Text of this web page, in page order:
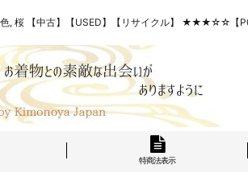
色, 桜 【中古】【USED】【リサイクル】 ★★★☆☆【
特商法表示